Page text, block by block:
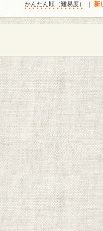
かんたん順（難易度） 新